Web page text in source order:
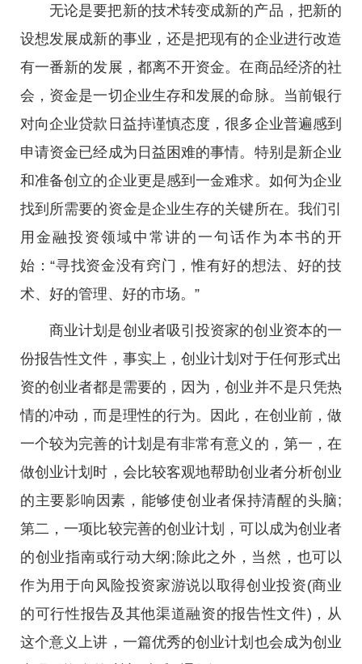
无论是要把新的技术转变成新的产品，把新的
设想发展成新的事业，还是把现有的企业进行改造
有一番新的发展，都离不开资金。在商品经济的社
会，资金是一切企业生存和发展的命脉。当前银行
对向企业贷款日益持谨慎态度，很多企业普遍感到
申请资金已经成为日益困难的事情。特别是新企业
和准备创立的企业更是感到一金难求。如何为企业
找到所需要的资金是企业生存的关键所在。我们引
用金融投资领域中常讲的一句话作为本书的开
始：“寻找资金没有窍门，惟有好的想法、好的技
术、好的管理、好的市场。”
商业计划是创业者吸引投资家的创业资本的一
份报告性文件，事实上，创业计划对于任何形式出
资的创业者都是需要的，因为，创业并不是只凭热
情的冲动，而是理性的行为。因此，在创业前，做
一个较为完善的计划是有非常有意义的，第一，在
做创业计划时，会比较客观地帮助创业者分析创业
的主要影响因素，能够使创业者保持清醒的头脑;
第二，一项比较完善的创业计划，可以成为创业者
的创业指南或行动大纲;除此之外，当然，也可以
作为用于向风险投资家游说以取得创业投资(商业
的可行性报告及其他渠道融资的报告性文件)，从
这个意义上讲，一篇优秀的创业计划也会成为创业